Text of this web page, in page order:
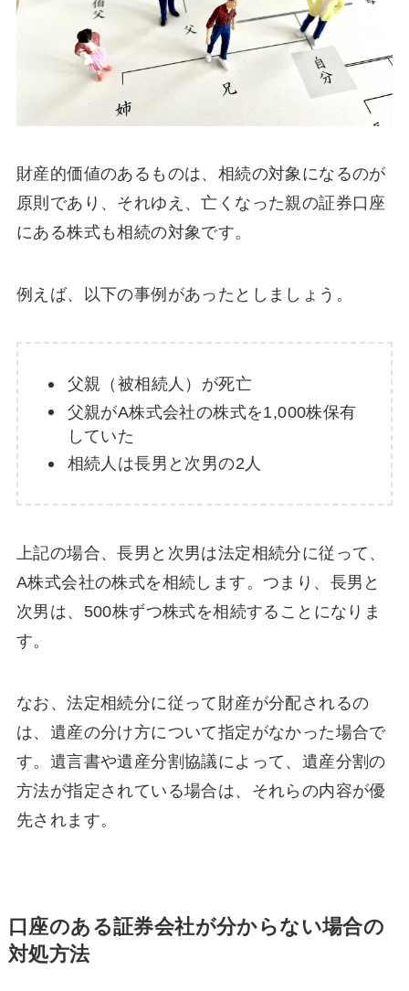
財産的価値のあるものは、相続の対象になるのが
原則であり、それゆえ、亡くなった親の証券口座
にある株式も相続の対象です。
例えば、以下の事例があったとしましょう。
父親（被相続人）が死亡
父親がA株式会社の株式を1,000株保有
していた
相続人は長男と次男の2人
上記の場合、長男と次男は法定相続分に従って、
A株式会社の株式を相続します。つまり、長男と
次男は、500株ずつ株式を相続することになりま
す。
なお、法定相続分に従って財産が分配されるの
は、遺産の分け方について指定がなかった場合で
す。遺言書や遺産分割協議によって、遺産分割の
方法が指定されている場合は、それらの内容が優
先されます。
口座のある証券会社が分からない場合の
対処方法